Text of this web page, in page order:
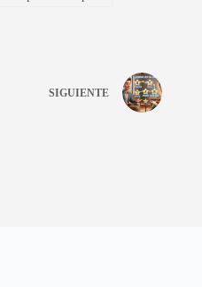
SIGUIENTE